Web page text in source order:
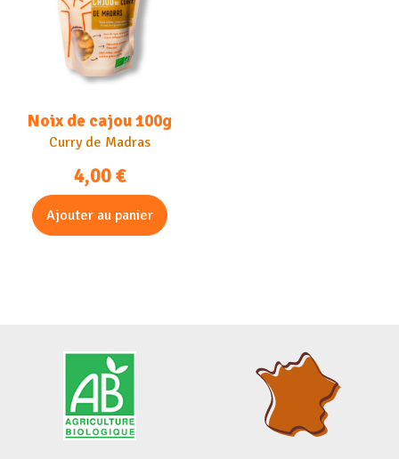
Noix de cajou 100g
Curry de Madras
4,00€
Ajouter au panier